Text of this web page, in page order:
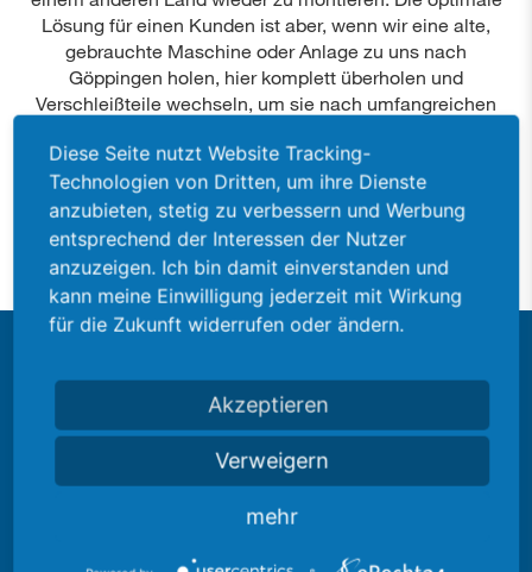
Lösung für einen Kunden ist aber, wenn wir eine alte,
gebrauchte Maschine oder Anlage zu uns nach
Göppingen holen, hier komplett überholen und
Verschleißteile wechseln, um sie nach umfangreichen
Lösung zu bieten, bauen wir unsere Aktivitäten im
Geschäft mit Gebrauchtmaschinen aus. Unsere aktuellen
Angebote entnehmen Sie den Beschreibungen.
Diese Seite nutzt Website Tracking-
Technologien von Dritten, um ihre Dienste
anzubieten, stetig zu verbessern und Werbung
entsprechend der Interessen der Nutzer
anzuzeigen. Ich bin damit einverstanden und
kann meine Einwilligung jederzeit mit Wirkung
für die Zukunft widerrufen oder ändern.
Akzeptieren
Verweigern
mehr